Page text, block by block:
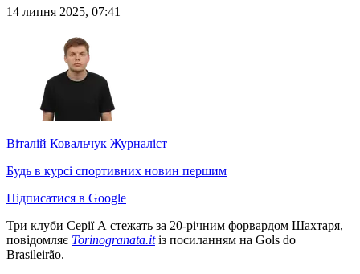
14 липня 2025, 07:41
Віталій Ковальчук Журналіст
Будь в курсі спортивних новин першим
Підписатися в Google
Три клуби Серії А стежать за 20-річним форвардом Шахтаря,
повідомляє Torinogranata.itіз посиланням на Gols do
Brasileirão.